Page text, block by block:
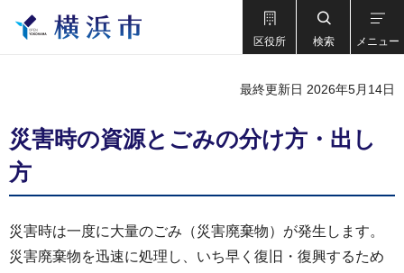
区役所 検索 メニュー
最終更新日 2026年5月14日
災害時の資源とごみの分け方・出し
方
災害時は一度に大量のごみ（災害廃棄物）が発生します。
災害廃棄物を迅速に処理し、いち早く復旧・復興するため